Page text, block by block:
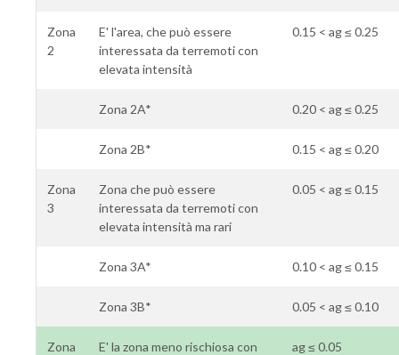
Zona
2
E' l'area, che può essere
interessata da terremoti con
elevata intensità
0.15 < ag ≤ 0.25
Zona 2A* 0.20 < ag ≤ 0.25
Zona 2B* 0.15 < ag ≤ 0.20
Zona
3
Zona che può essere
interessata da terremoti con
elevata intensità ma rari
0.05 < ag ≤ 0.15
Zona 3A* 0.10 < ag ≤ 0.15
Zona 3B* 0.05 < ag ≤ 0.10
Zona
E' la zona meno rischiosa con
ag ≤ 0.05